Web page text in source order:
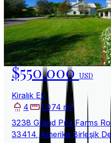
$550.000USD
Kiralık Ev
4
1.074 m²
3238 Grand Prix Farms
33414, Amerika Birleşik